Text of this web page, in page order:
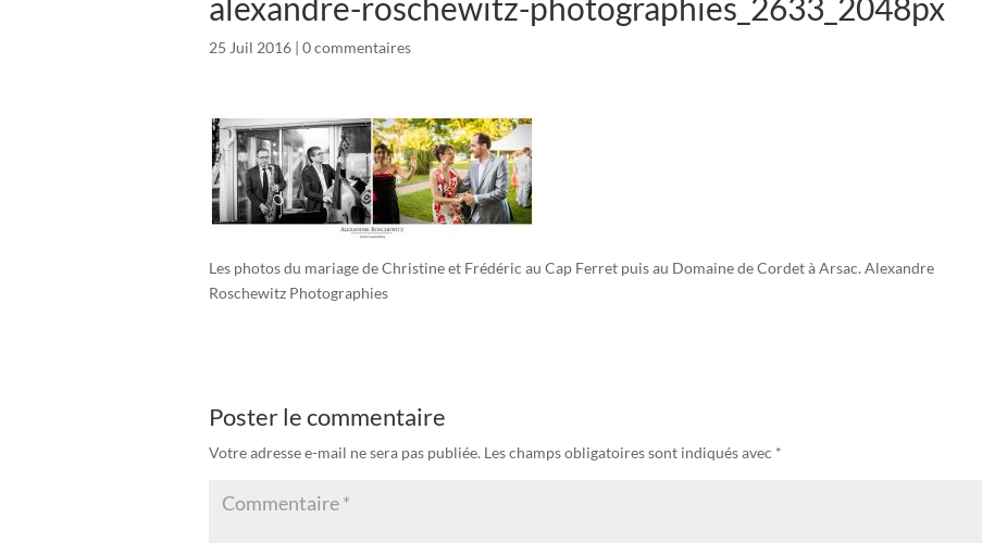
alexandre-roschewitz-photographies_2633_2048px
25 Juil 2016 | 0 commentaires
Les photos du mariage de Christine et Frédéric au Cap Ferret puis au Domaine de Cordet à Arsac. Alexandre
Roschewitz Photographies
Poster le commentaire
Votre adresse e-mail ne sera pas publiée. Les champs obligatoires sont indiqués avec *